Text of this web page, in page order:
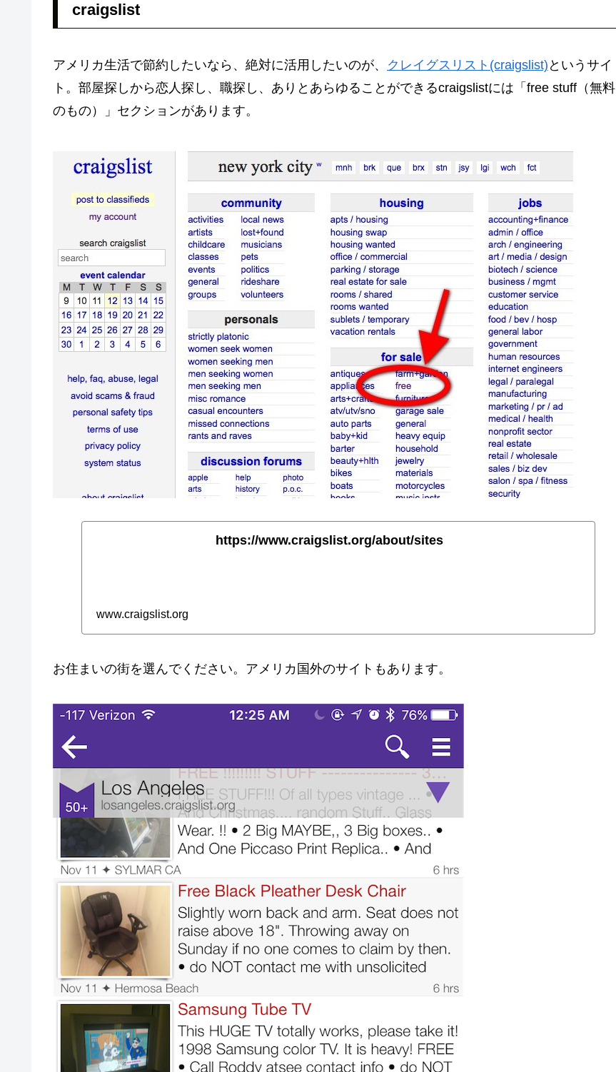
craigslist
アメリカ生活で節約したいなら、絶対に活用したいのが、 クレイグスリスト(craigslist) というサイ
ト。部屋探しから恋人探し、職探し、ありとあらゆることができるcraigslistには「free stuff（無料
のもの）」セクションがあります。
https://www.craigslist.org/about/sites
www.craigslist.org
お住まいの街を選んでください。アメリカ国外のサイトもあります。